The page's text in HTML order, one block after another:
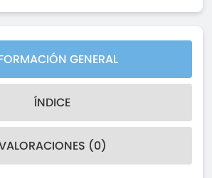
GENERAL
ÍNDICE
(0)